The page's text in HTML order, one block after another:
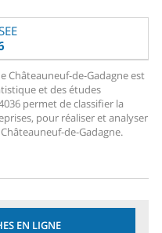
Châteauneuf-de-Gadagne est
et des études
permet de classifier la
pour réaliser et analyser
de-Gadagne.
EN LIGNE